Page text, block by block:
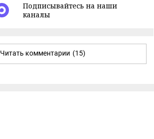
Подписывайтесь на наши
каналы
Читать комментарии (15)